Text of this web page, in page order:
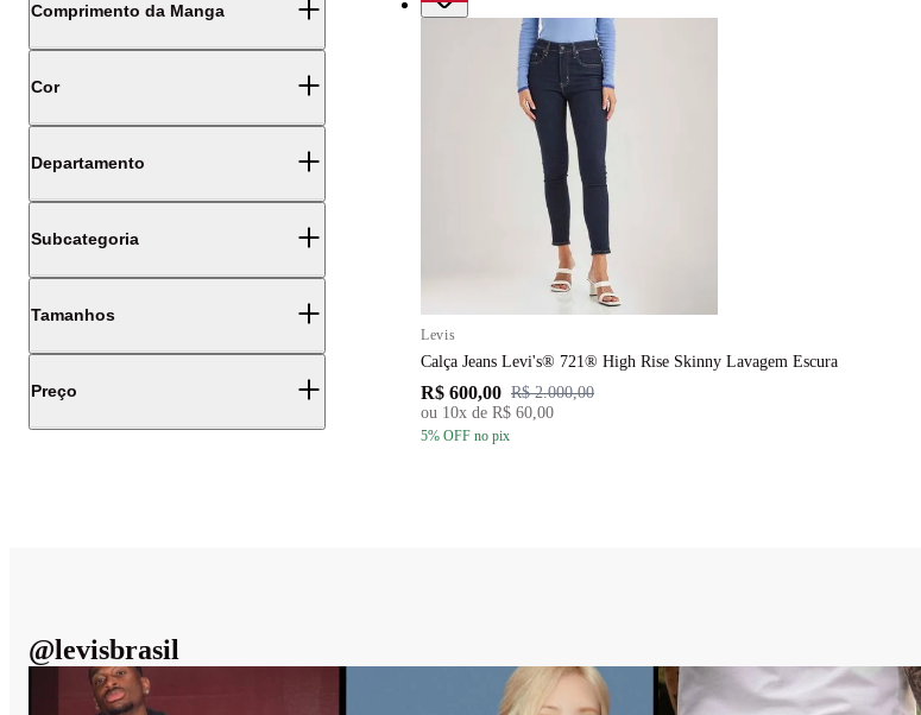
Comprimento da Manga
Cor
Departamento
Subcategoria
Tamanhos
Preço
Levis
Calça Jeans Levi's® 721® High Rise Skinny Lavagem Escura
R$ 600,00 R$ 2.000,00
ou 10x de R$ 60,00
5% OFF no pix
@levisbrasil